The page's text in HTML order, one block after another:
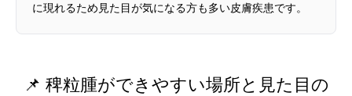
に現れるため見た目が気になる方も多い皮膚疾患です。
📌 稗粒腫ができやすい場所と見た目の